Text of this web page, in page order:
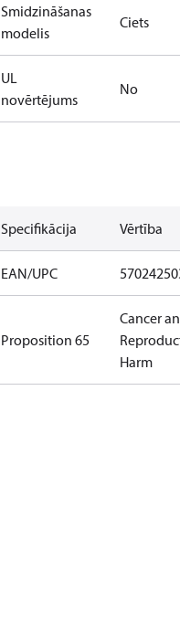
Smidzināšanas
modelis
Ciets
UL
novērtējums
No
Specifikācija Vērtība
EAN/UPC
Proposition 65
Cancer
Harm